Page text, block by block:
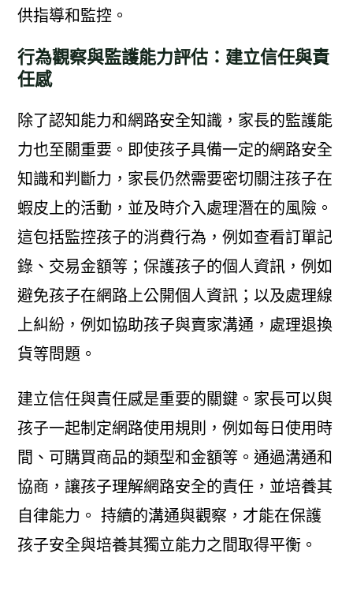
供指導和監控。
行為觀察與監護能力評估：建立信任與責
任感
除了認知能力和網路安全知識，家長的監護能
力也至關重要。即使孩子具備一定的網路安全
知識和判斷力，家長仍然需要密切關注孩子在
蝦皮上的活動，並及時介入處理潛在的風險。
這包括監控孩子的消費行為，例如查看訂單記
錄、交易金額等；保護孩子的個人資訊，例如
避免孩子在網路上公開個人資訊；以及處理線
上糾紛，例如協助孩子與賣家溝通，處理退換
貨等問題。
建立信任與責任感是重要的關鍵。家長可以與
孩子一起制定網路使用規則，例如每日使用時
間、可購買商品的類型和金額等。通過溝通和
協商，讓孩子理解網路安全的責任，並培養其
自律能力。 持續的溝通與觀察，才能在保護
孩子安全與培養其獨立能力之間取得平衡。